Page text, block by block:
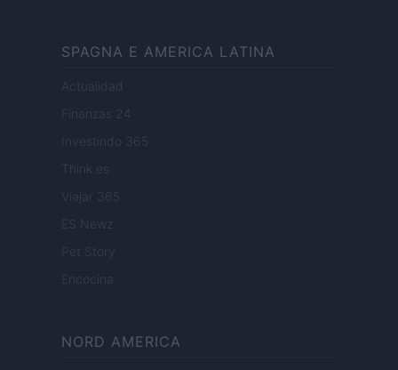
SPAGNA E AMERICA LATINA
Actualidad
Finanzas 24
Investindo 365
Think.es
Viajar 365
ES Newz
Pet Story
Encocina
NORD AMERICA